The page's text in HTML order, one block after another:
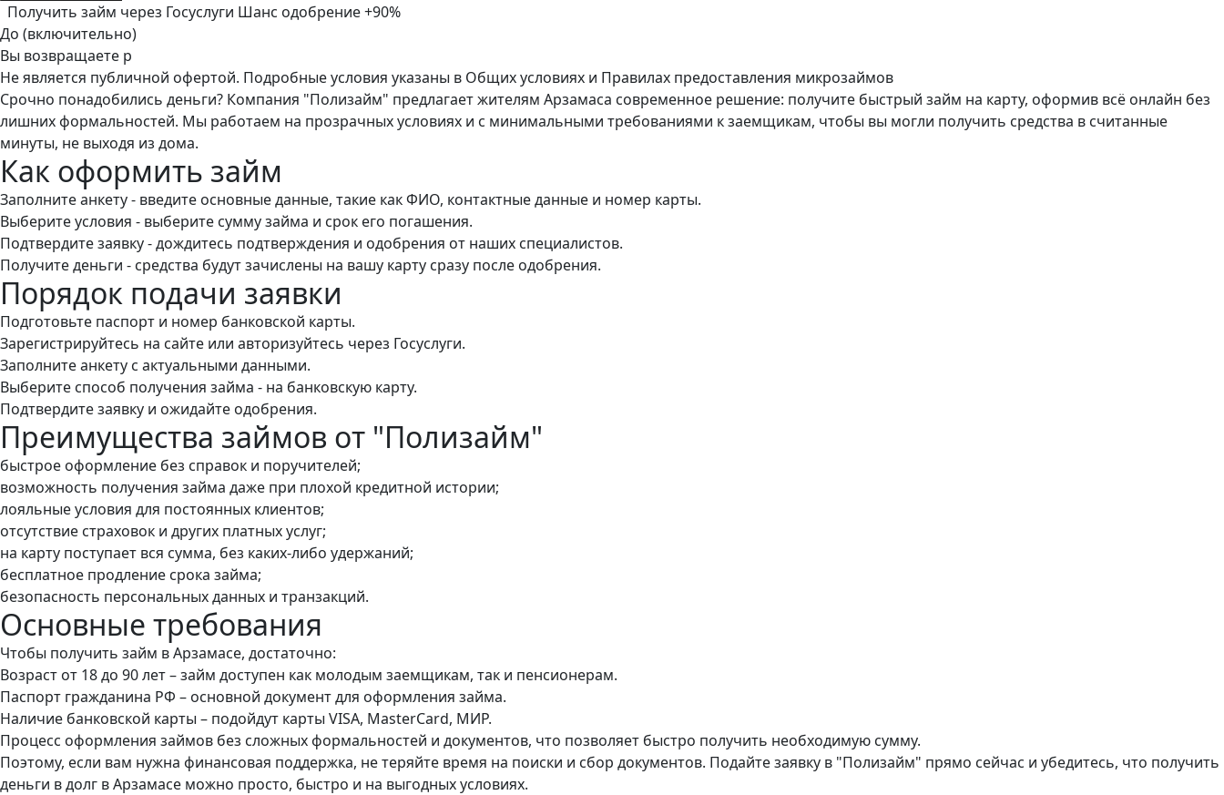
Получить займ через Госуслуги Шанс одобрение +90%
До (включительно)
Вы возвращаете р
Не является публичной офертой. Подробные условия указаны в Общих условиях и Правилах предоставления микрозаймов
Срочно понадобились деньги? Компания "Полизайм" предлагает жителям Арзамаса современное решение: получите быстрый займ на карту, оформив всё онлайн без
лишних формальностей. Мы работаем на прозрачных условиях и с минимальными требованиями к заемщикам, чтобы вы могли получить средства в считанные
минуты, не выходя из дома.
Как оформить займ
Заполните анкету - введите основные данные, такие как ФИО, контактные данные и номер карты.
Выберите условия - выберите сумму займа и срок его погашения.
Подтвердите заявку - дождитесь подтверждения и одобрения от наших специалистов.
Получите деньги - средства будут зачислены на вашу карту сразу после одобрения.
Порядок подачи заявки
Подготовьте паспорт и номер банковской карты.
Зарегистрируйтесь на сайте или авторизуйтесь через Госуслуги.
Заполните анкету с актуальными данными.
Выберите способ получения займа - на банковскую карту.
Подтвердите заявку и ожидайте одобрения.
Преимущества займов от "Полизайм"
быстрое оформление без справок и поручителей;
возможность получения займа даже при плохой кредитной истории;
лояльные условия для постоянных клиентов;
отсутствие страховок и других платных услуг;
на карту поступает вся сумма, без каких-либо удержаний;
бесплатное продление срока займа;
безопасность персональных данных и транзакций.
Основные требования
Чтобы получить займ в Арзамасе, достаточно:
Возраст от 18 до 90 лет – займ доступен как молодым заемщикам, так и пенсионерам.
Паспорт гражданина РФ – основной документ для оформления займа.
Наличие банковской карты – подойдут карты VISA, MasterCard, МИР.
Процесс оформления займов без сложных формальностей и документов, что позволяет быстро получить необходимую сумму.
Поэтому, если вам нужна финансовая поддержка, не теряйте время на поиски и сбор документов. Подайте заявку в "Полизайм" прямо сейчас и убедитесь, что получить
деньги в долг в Арзамасе можно просто, быстро и на выгодных условиях.